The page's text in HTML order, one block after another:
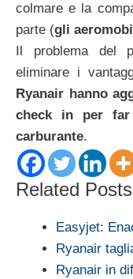
colmare e la
parte (gli
Il problema del
eliminare i
Ryanair hanno
check in per
carburante.
Related
Easyjet:
Ryanair
Ryanair in